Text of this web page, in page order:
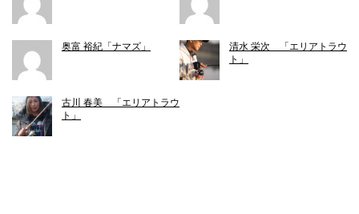
奥富 裕紀「ナマズ」
清水 栄次 「エリアトラウ
ト」
古川 春美 「エリアトラウ
ト」